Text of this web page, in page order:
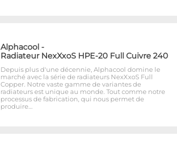
Alphacool -
Radiateur NexXxoS HPE-20 Full Cuivre 240
Depuis plus d'une décennie, Alphacool domine le
marché avec la série de radiateurs NexXxoS Full
Copper. Notre vaste gamme de variantes de
radiateurs est unique au monde. Tout comme notre
processus de fabrication, qui nous permet de
produire…